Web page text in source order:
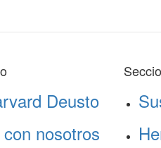
Deusto
nosotros